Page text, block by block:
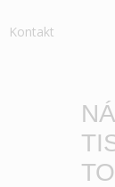
Kontakt